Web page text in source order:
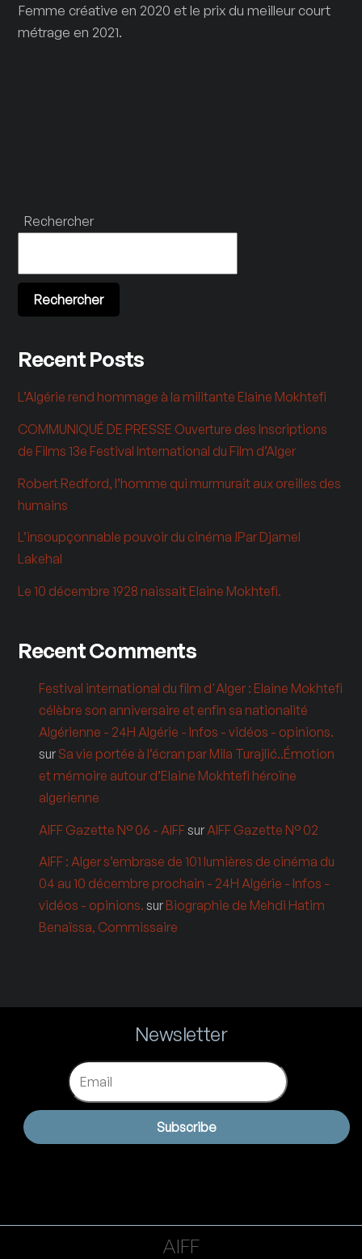
Femme créative en 2020 et le prix du meilleur court
métrage en 2021.
Rechercher
Rechercher
Recent Posts
L’Algérie rend hommage à la militante Elaine Mokhtefi
COMMUNIQUÉ DE PRESSE Ouverture des Inscriptions
de Films 13e Festival International du Film d’Alger
Robert Redford, l’homme qui murmurait aux oreilles des
humains
L’insoupçonnable pouvoir du cinéma !Par Djamel
Lakehal
Le 10 décembre 1928 naissait Elaine Mokhtefi.
Recent Comments
Festival international du film d'Alger : Elaine Mokhtefi
célèbre son anniversaire et enfin sa nationalité
Algérienne - 24H Algérie - Infos - vidéos - opinions.
sur Sa vie portée à l’écran par Mila Turajlić..Émotion
et mémoire autour d’Elaine Mokhtefi héroïne
algerienne
AIFF Gazette N° 06 - AIFFsur AIFF Gazette N° 02
AIFF : Alger s’embrase de 101 lumières de cinéma du
04 au 10 décembre prochain - 24H Algérie - Infos -
vidéos - opinions. sur Biographie de Mehdi Hatim
Benaïssa, Commissaire
Newsletter
Email
Subscribe
AIFF